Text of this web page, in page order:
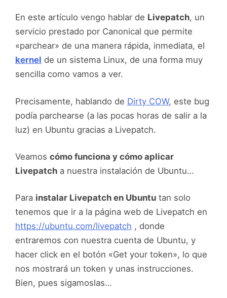
En este artículo vengo hablar de Livepatch, un
servicio prestado por Canonical que permite
«parchear» de una manera rápida, inmediata, el
kernel de un sistema Linux, de una forma muy
sencilla como vamos a ver.
Precisamente, hablando de Dirty COW, este bug
podía parchearse (a las pocas horas de salir a la
luz) en Ubuntu gracias a Livepatch.
Veamos cómo funciona y cómo aplicar
Livepatch a nuestra instalación de Ubuntu…
Para instalar Livepatch en Ubuntu tan solo
tenemos que ir a la página web de Livepatch en
https://ubuntu.com/livepatch , donde
entraremos con nuestra cuenta de Ubuntu, y
hacer click en el botón «Get your token», lo que
nos mostrará un token y unas instrucciones.
Bien, pues sigamoslas…